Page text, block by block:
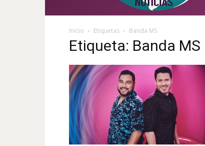
Inicio Etiquetas Banda MS
Etiqueta: Banda MS